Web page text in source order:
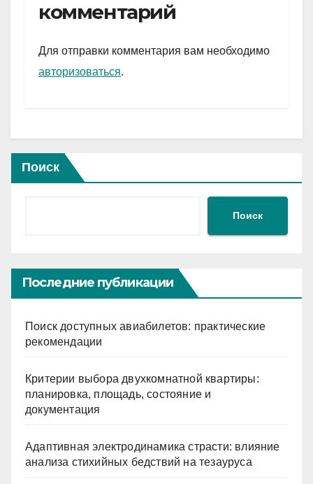
a
m
A
p
и
комментарий
Для отправки комментария вам необходимо
авторизоваться.
Поиск
Поиск
Последние публикации
Поиск доступных авиабилетов: практические
рекомендации
Критерии выбора двухкомнатной квартиры:
планировка, площадь, состояние и
документация
Адаптивная электродинамика страсти: влияние
анализа стихийных бедствий на тезауруса